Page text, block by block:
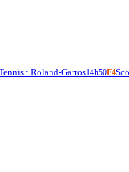
: Roland-Garros14h50F4